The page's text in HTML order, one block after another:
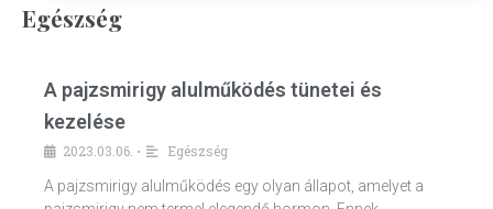
Egészség
A pajzsmirigy alulműködés tünetei és
kezelése
2023.03.06. •
Egészség
A pajzsmirigy alulműködés egy olyan állapot, amelyet a